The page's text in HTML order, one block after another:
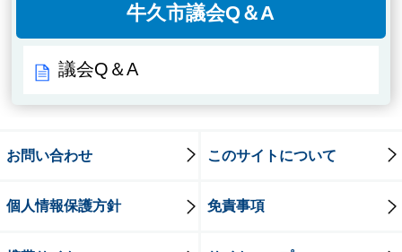
牛久市議会Q＆A
議会Q＆A
お問い合わせ このサイトについて
個人情報保護方針 免責事項